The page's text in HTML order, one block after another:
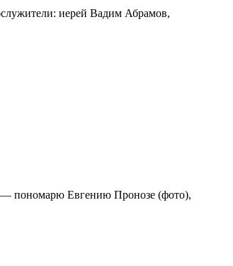
иерей Вадим Абрамов,
— пономарю Евгению Пронозе (фото),